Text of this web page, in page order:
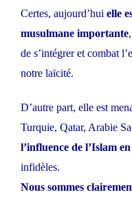
Certes, aujourd’hui elle
musulmane importante
de s’intégrer et combat
notre laïcité.
D’autre part, elle est
Turquie, Qatar, Arabie
l’influence de l’Islam
infidèles.
Nous sommes